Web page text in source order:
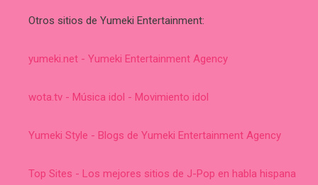
Otros sitios de Yumeki Entertainment:
yumeki.net - Yumeki Entertainment Agency
wota.tv - Música idol - Movimiento idol
Yumeki Style - Blogs de Yumeki Entertainment Agency
Top Sites - Los mejores sitios de J-Pop en habla hispana